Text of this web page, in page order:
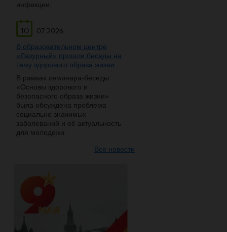
инфекции.
10
07.2026
В образовательном центре
«Лазурный» прошли беседы на
тему здорового образа жизни
В рамках семинара-беседы
«Основы здорового и
безопасного образа жизни»
была обсуждена проблема
социально значимых
заболеваний и её актуальность
для молодежи.
Все новости